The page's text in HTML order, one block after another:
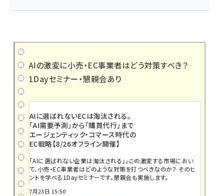
AIの激変に小売・EC事業者はどう対策すべき？
1Dayセミナー・懇親会あり
AIに選ばれないECは淘汰される。
「AI需要予測」から「購買代行」まで
エージェンティック・コマース時代の
EC戦略【8/26オフライン開催】
「AIに選ばれない企業は淘汰される」――。この激変する市場におい
て、小売・EC事業者はどのような対策を打つべきなのか？ そのヒ
ントを学べる1Dayセミナーです。懇親会も実施します。
7月23日 15:50